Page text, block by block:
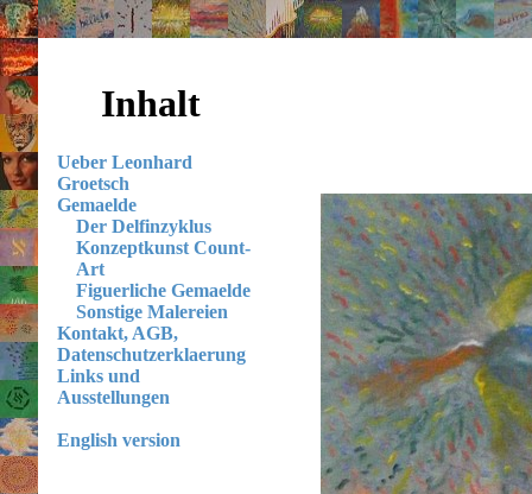
Inhalt
Ueber Leonhard
Groetsch
Gemaelde
Der Delfinzyklus
Konzeptkunst Count-
Art
Figuerliche Gemaelde
Sonstige Malereien
Kontakt, AGB,
Datenschutzerklaerung
Links und
Ausstellungen
English version